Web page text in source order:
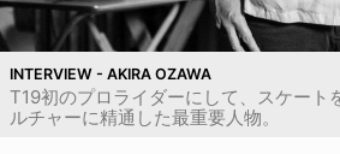
INTERVIEW - AKIRA OZAWA
T19初のプロライダーにして、スケート
ルチャーに精通した最重要人物。